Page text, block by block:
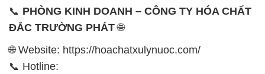
📞 PHÒNG KINH DOANH – CÔNG TY HÓA CHẤT
ĐẮC TRƯỜNG PHÁT🌐
🌐 Website: https://hoachatxulynuoc.com/
📞 Hotline: